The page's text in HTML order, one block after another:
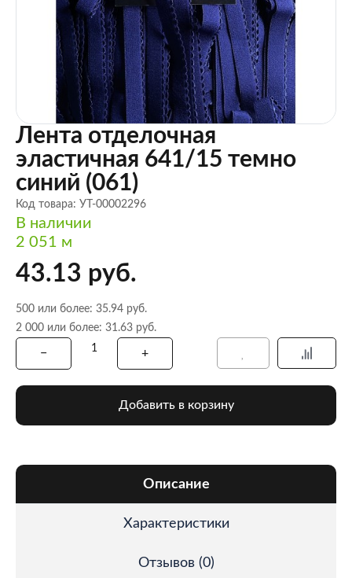
Лента отделочная
эластичная 641/15 темно
синий (061)
Код товара: УТ-00002296
В наличии
2 051 м
43.13 руб.
500 или более: 35.94 руб.
2 000 или более: 31.63 руб.
Добавить в корзину
Описание
Характеристики
Отзывов (0)